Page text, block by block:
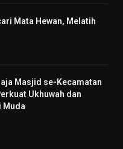
Mata Hewan, Melatih
Masjid se-Kecamatan
Ukhuwah dan
Muda